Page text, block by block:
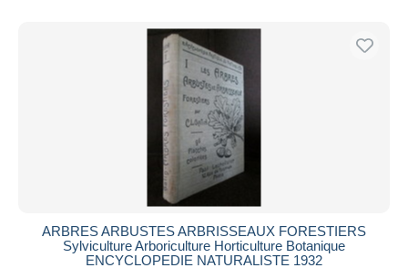
ARBRES ARBUSTES ARBRISSEAUX FORESTIERS
Sylviculture Arboriculture Horticulture Botanique
ENCYCLOPEDIE NATURALISTE 1932